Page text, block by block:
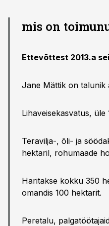
mis on
Ettevõttest 2013.a
Jane Mättik on talunik
Lihaveisekasvatus, üle
Teravilja-, õli- ja
hektaril, rohumaade
Haritakse kokku 350
omandis 100 hektarit.
Peretalu,